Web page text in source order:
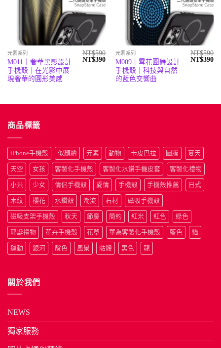
元素系列
M011｜奢華黑影設計
手機殼｜在光影中展
現奢華的圓形美感
NT$590
原
NT$390目
格：
元素系列
M009｜雪花圓舞設計
手機殼｜科技與自然
的藍色交響曲
NT$590
原
NT$390目
商品標籤
iPhone手機殼 似顏繪 元素 動物 卡皮巴拉 圖騰 夏天
天空 女孩 客製化手機殼 客製化水鑽手機皮套 客製化禮物
小米 少女 情侶手機殼 愛情 手機殼 手機殼推薦 日式
木紋 櫻花 水鑽殼 潮流 石材 磁吸手機殼
磁吸支架手機殼 秋天 節慶 簡約 紅米 紅色 綠色
耶誕禮物 花卉手機殼 花草 華為客製化手機殼 藍色 貓
運動 銀河 靛色 風景 骷髏 黑色 龍
關於我們
NEWS
獨家服務